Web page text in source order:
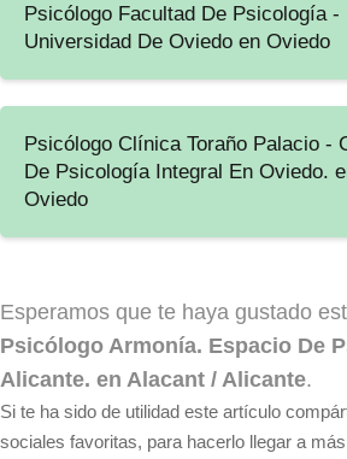
Psicólogo Facultad De Psicología -
Universidad De Oviedo en Oviedo
Psicólogo Clínica Toraño Palacio -
De Psicología Integral En Oviedo.
Oviedo
Esperamos que te haya gustado
Psicólogo Armonía. Espacio De
Alicante. en Alacant / Alicante.
Si te ha sido de utilidad este artículo
sociales favoritas, para hacerlo llegar a